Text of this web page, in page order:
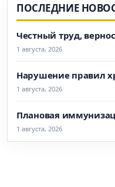
ПОСЛЕДНИЕ
Честный труд,
1 августа, 2026
Нарушение правил
1 августа, 2026
Плановая
1 августа, 2026